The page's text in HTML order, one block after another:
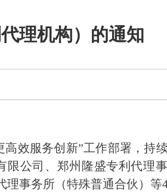
理机构）的通知
效服务创新”工作部署，持
限公司、郑州隆盛专利代理
理事务所（特殊普通合伙）等